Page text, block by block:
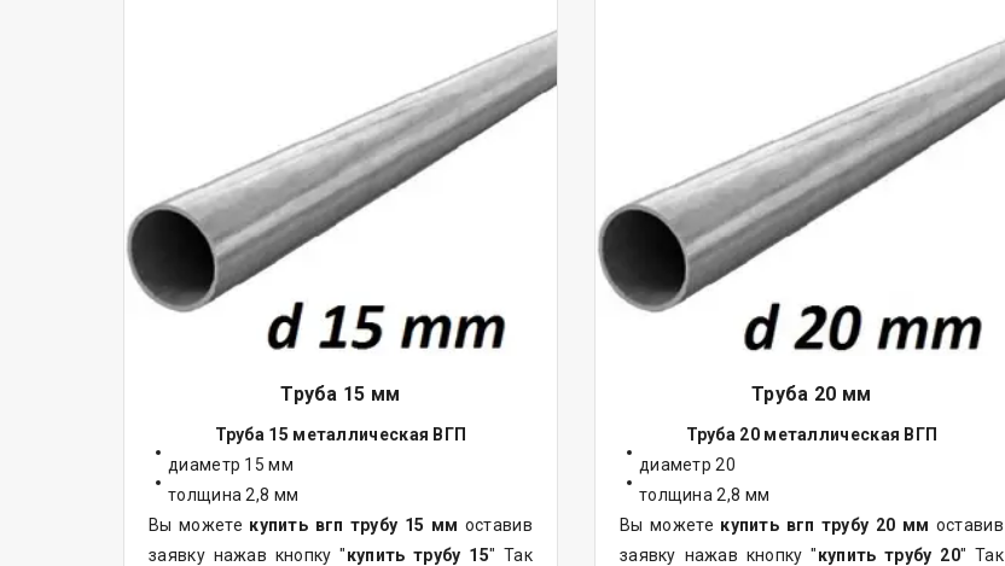
Труба 15 мм
Труба 15 металлическая ВГП
диаметр 15 мм
толщина 2,8 мм
Вы можете купить вгп трубу 15 мм оставив
заявку нажав кнопку "купить трубу 15" Так
Труба 20 мм
Труба 20 металлическая ВГП
диаметр 20
толщина 2,8 мм
Вы можете купить вгп трубу 20 мм оставив
заявку нажав кнопку "купить трубу 20" Так